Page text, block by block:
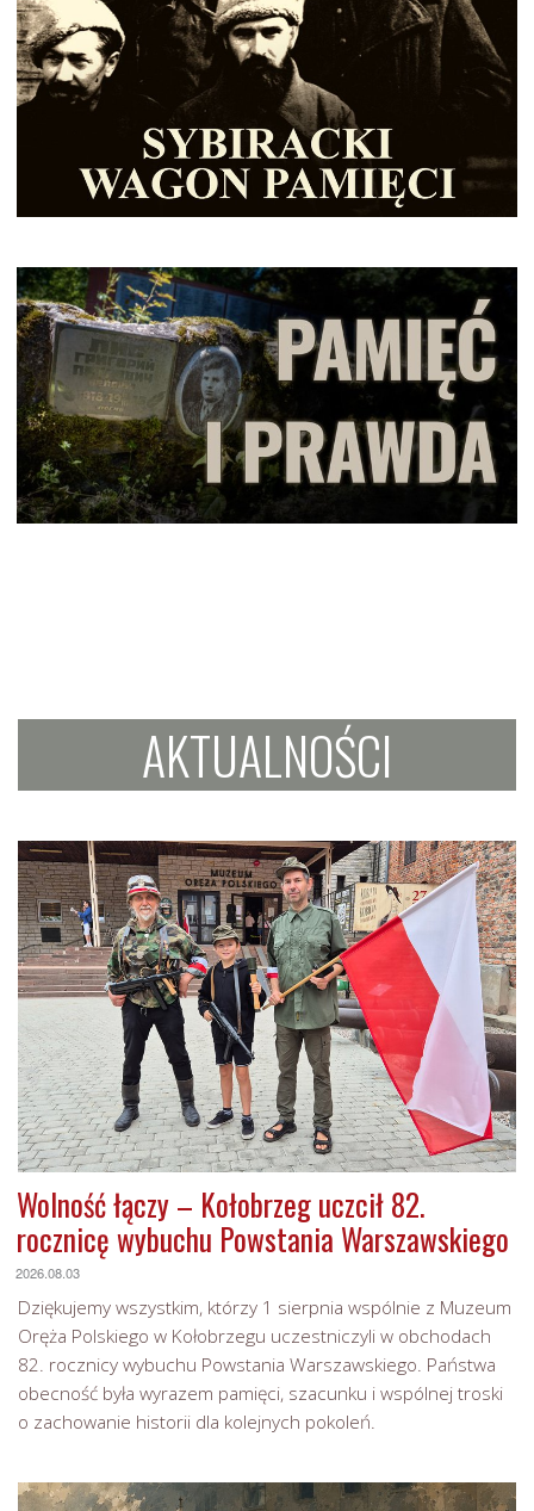
AKTUALNOŚCI
Wolność łączy – Kołobrzeg uczcił 82.
rocznicę wybuchu Powstania Warszawskiego
2026.08.03
Dziękujemy wszystkim, którzy 1 sierpnia wspólnie z Muzeum
Oręża Polskiego w Kołobrzegu uczestniczyli w obchodach
82. rocznicy wybuchu Powstania Warszawskiego. Państwa
obecność była wyrazem pamięci, szacunku i wspólnej troski
o zachowanie historii dla kolejnych pokoleń.